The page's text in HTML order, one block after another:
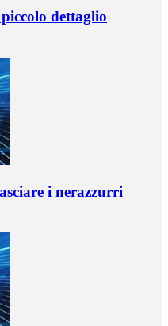
dettaglio
i nerazzurri